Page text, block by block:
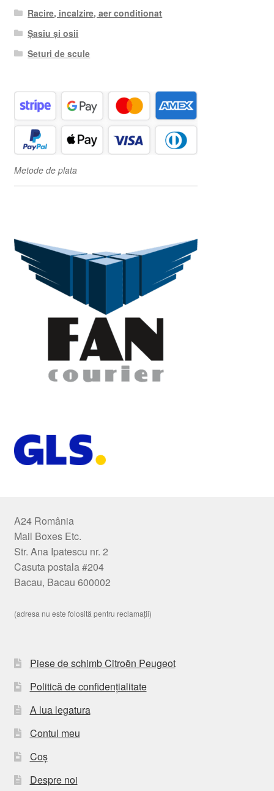
Racire, incalzire, aer conditionat
Șasiu și osii
Seturi de scule
Metode de plata
A24 România
Mail Boxes Etc.
Str. Ana Ipatescu nr. 2
Casuta postala #204
Bacau, Bacau 600002
(adresa nu este folosită pentru reclamații)
Piese de schimb Citroën Peugeot
Politică de confidențialitate
A lua legatura
Contul meu
Coș
Despre noi